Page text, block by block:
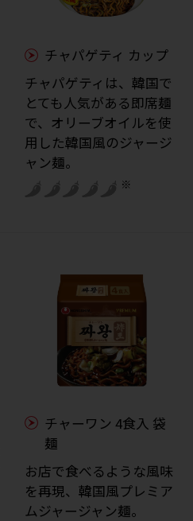
チャパゲティ カップ
チャパゲティは、韓国で
とても人気がある即席麺
で、オリーブオイルを使
用した韓国風のジャージ
ャン麺。
※
チャーワン 4食入 袋
麺
お店で食べるような風味
を再現、韓国風プレミア
ムジャージャン麺。